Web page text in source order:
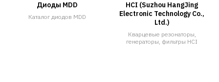
Диоды MDD
Каталог диодов MDD
HCI (Suzhou HangJing
Electronic Technology Co.,
Ltd.)
Кварцевые резонаторы,
генераторы, фильтры HCI